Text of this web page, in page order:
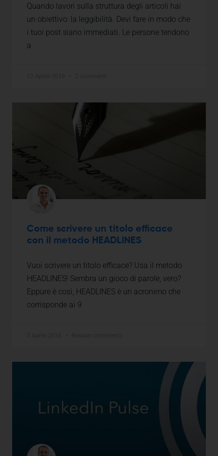
Quando lavori sulla struttura degli articoli hai
un obiettivo: la leggibilità. Devi fare in modo che
i tuoi post siano immediati. Le persone tendono
a
Come scrivere un titolo efficace
con il metodo HEADLINES
Vuoi scrivere un titolo efficace? Usa il metodo
HEADLINES! Sembra un gioco di parole, vero?
Eppure è così, HEADLINES è un acronimo che
corrisponde ai 9